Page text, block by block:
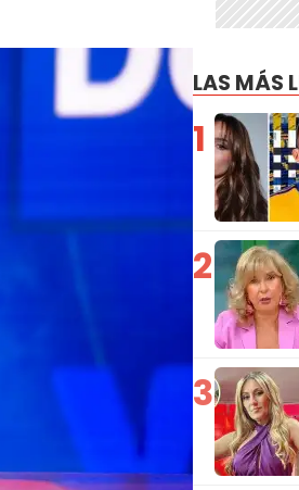
LAS MÁS
1
2
3